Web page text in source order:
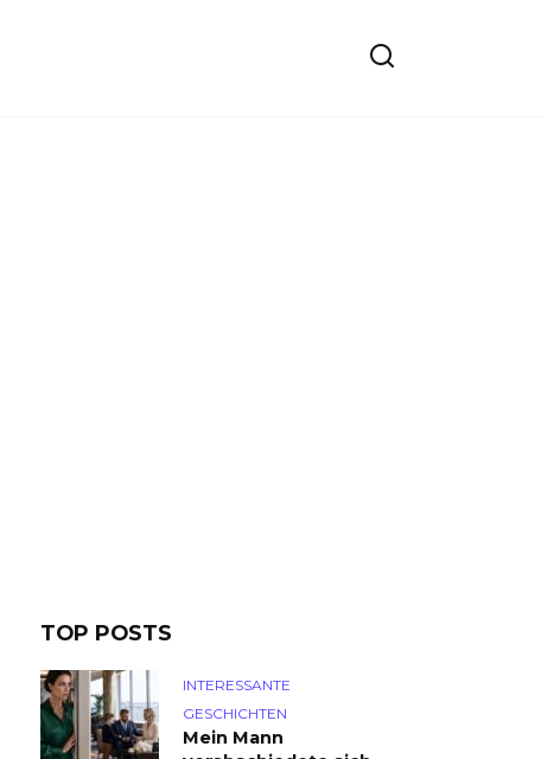
TOP POSTS
INTERESSANTE
GESCHICHTEN
Mein Mann